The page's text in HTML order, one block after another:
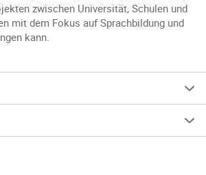
zwischen Universität, Schulen und
mit dem Fokus auf Sprachbildung und
kann.